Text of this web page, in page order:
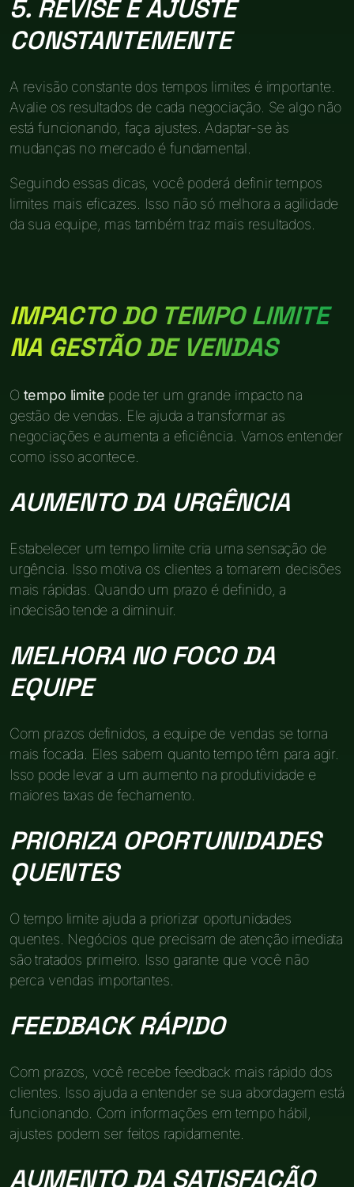
5. REVISE E AJUSTE
CONSTANTEMENTE
A revisão constante dos tempos limites é importante.
Avalie os resultados de cada negociação. Se algo não
está funcionando, faça ajustes. Adaptar-se às
mudanças no mercado é fundamental.
Seguindo essas dicas, você poderá definir tempos
limites mais eficazes. Isso não só melhora a agilidade
da sua equipe, mas também traz mais resultados.
IMPACTO DO TEMPO LIMITE
NA GESTÃO DE VENDAS
O tempo limite pode ter um grande impacto na
gestão de vendas. Ele ajuda a transformar as
negociações e aumenta a eficiência. Vamos entender
como isso acontece.
AUMENTO DA URGÊNCIA
Estabelecer um tempo limite cria uma sensação de
urgência. Isso motiva os clientes a tomarem decisões
mais rápidas. Quando um prazo é definido, a
indecisão tende a diminuir.
MELHORA NO FOCO DA
EQUIPE
Com prazos definidos, a equipe de vendas se torna
mais focada. Eles sabem quanto tempo têm para agir.
Isso pode levar a um aumento na produtividade e
maiores taxas de fechamento.
PRIORIZA OPORTUNIDADES
QUENTES
O tempo limite ajuda a priorizar oportunidades
quentes. Negócios que precisam de atenção imediata
são tratados primeiro. Isso garante que você não
perca vendas importantes.
FEEDBACK RÁPIDO
Com prazos, você recebe feedback mais rápido dos
clientes. Isso ajuda a entender se sua abordagem está
funcionando. Com informações em tempo hábil,
ajustes podem ser feitos rapidamente.
AUMENTO DA SATISFAÇÃO